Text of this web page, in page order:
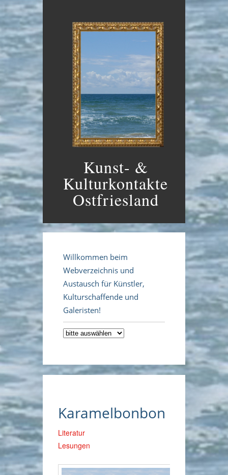
Kunst- &
Kulturkontakte
Ostfriesland
Willkommen beim
Webverzeichnis und
Austausch für Künstler,
Kulturschaffende und
Galeristen!
Karamelbonbon
Literatur
Lesungen